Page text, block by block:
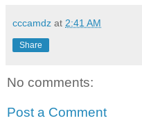
cccamdz at 2:41 AM
Share
No comments:
Post a Comment